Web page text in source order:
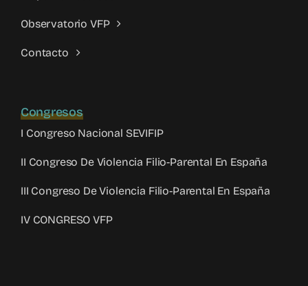
Observatorio VFP
Contacto
Congresos
I Congreso Nacional SEVIFIP
II Congreso De Violencia Filio-Parental En España
III Congreso De Violencia Filio-Parental En España
IV CONGRESO VFP